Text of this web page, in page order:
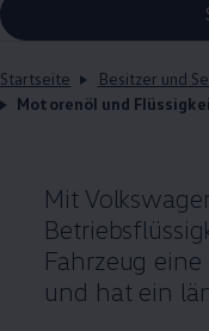
Startseite Besitzer und
Motorenöl und
Mit
Fahrzeug
und hat ein